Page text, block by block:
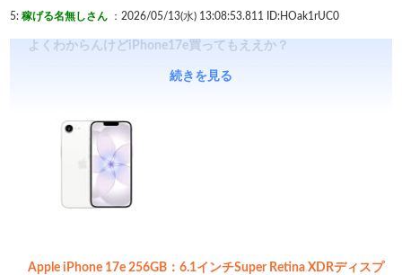
5: 稼げる名無しさん ：2026/05/13(水) 13:08:53.811 ID:HOak1rUC0
よくわからんけどiPhone17e買ってもええか？
Apple iPhone 17e 256GB：6.1インチSuper Retina XDRディスプ
続きを見る